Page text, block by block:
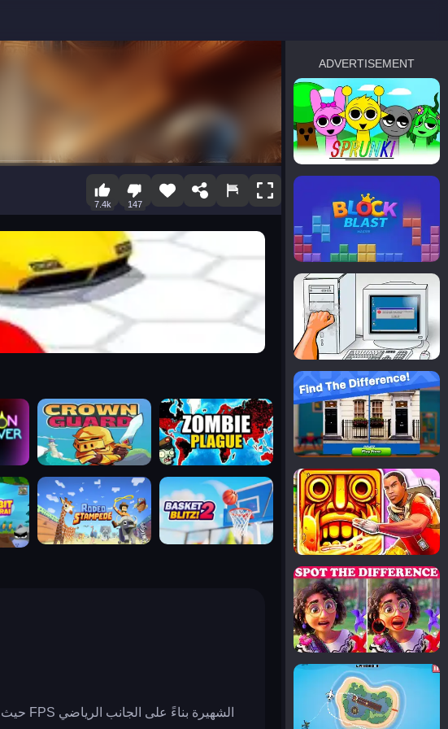
7.4k 147
crown guard zombie plague
rodeo stampede basket blitz
ADVERTISEMENT
sprunki
Blocky Blast!
smash it
notice the difference
temple run 2
spot the differences
silly sky